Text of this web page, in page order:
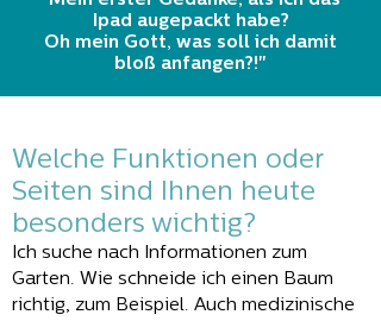
Welche Funktionen oder
Seiten sind Ihnen heute
besonders wichtig?
Ich suche nach Informationen zum
Garten. Wie schneide ich einen Baum
richtig, zum Beispiel. Auch medizinische
Ipad augepackt habe?
Oh mein Gott, was soll ich damit
bloß anfangen?!"